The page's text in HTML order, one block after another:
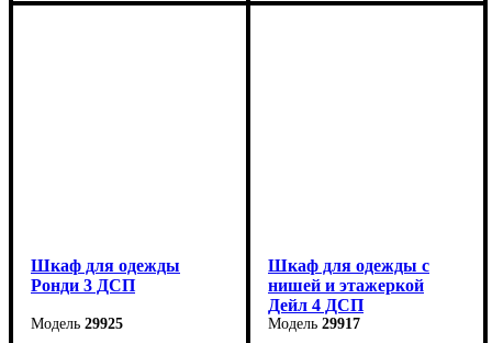
Ширина: 121 см
Ширина: 121 см
Шкаф для одежды
Ронди 3 ДСП
29925
Шкаф для одежды с
нишей и этажеркой
Дейл 4 ДСП
29917